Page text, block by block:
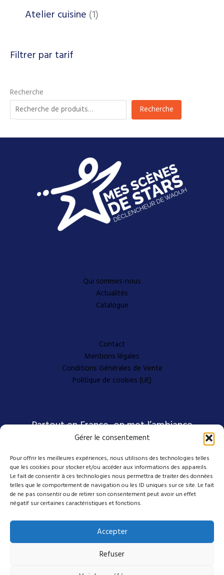
Gérer le consentement
Pour offrir les meilleures expériences, nous utilisons des technologies telles
que les cookies pour stocker et/ou accéder aux informations des appareils.
Le fait de consentir à ces technologies nous permettra de traiter des données
telles que le comportement de navigation ou les ID uniques sur ce site. Le fait
de ne pas consentir ou de retirer son consentement peut avoir un effet
négatif sur certaines caractéristiques et fonctions.
Accepter
Refuser
Atelier cuisine 1
Filtrer par tarif
Recherche
Recherche
Qui sommes-nous
Actualités
Catalogue
Contact
Mentions légales
Conditions Générales de Vente
Politique de cookies (UE)
Partout en France, on met l’ambiance
Nos coordonnées
4 avenue Emmanuel D'Alzon
30120 Le Vigan
04 27 50 17 50
contact@mes-scenes-de-stars.com